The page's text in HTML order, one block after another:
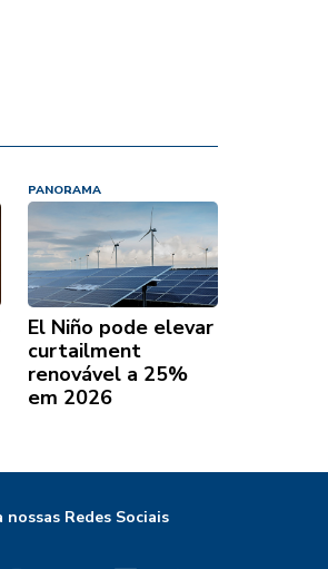
PANORAMA
El Niño pode elevar
curtailment
renovável a 25%
em 2026
nossas Redes Sociais